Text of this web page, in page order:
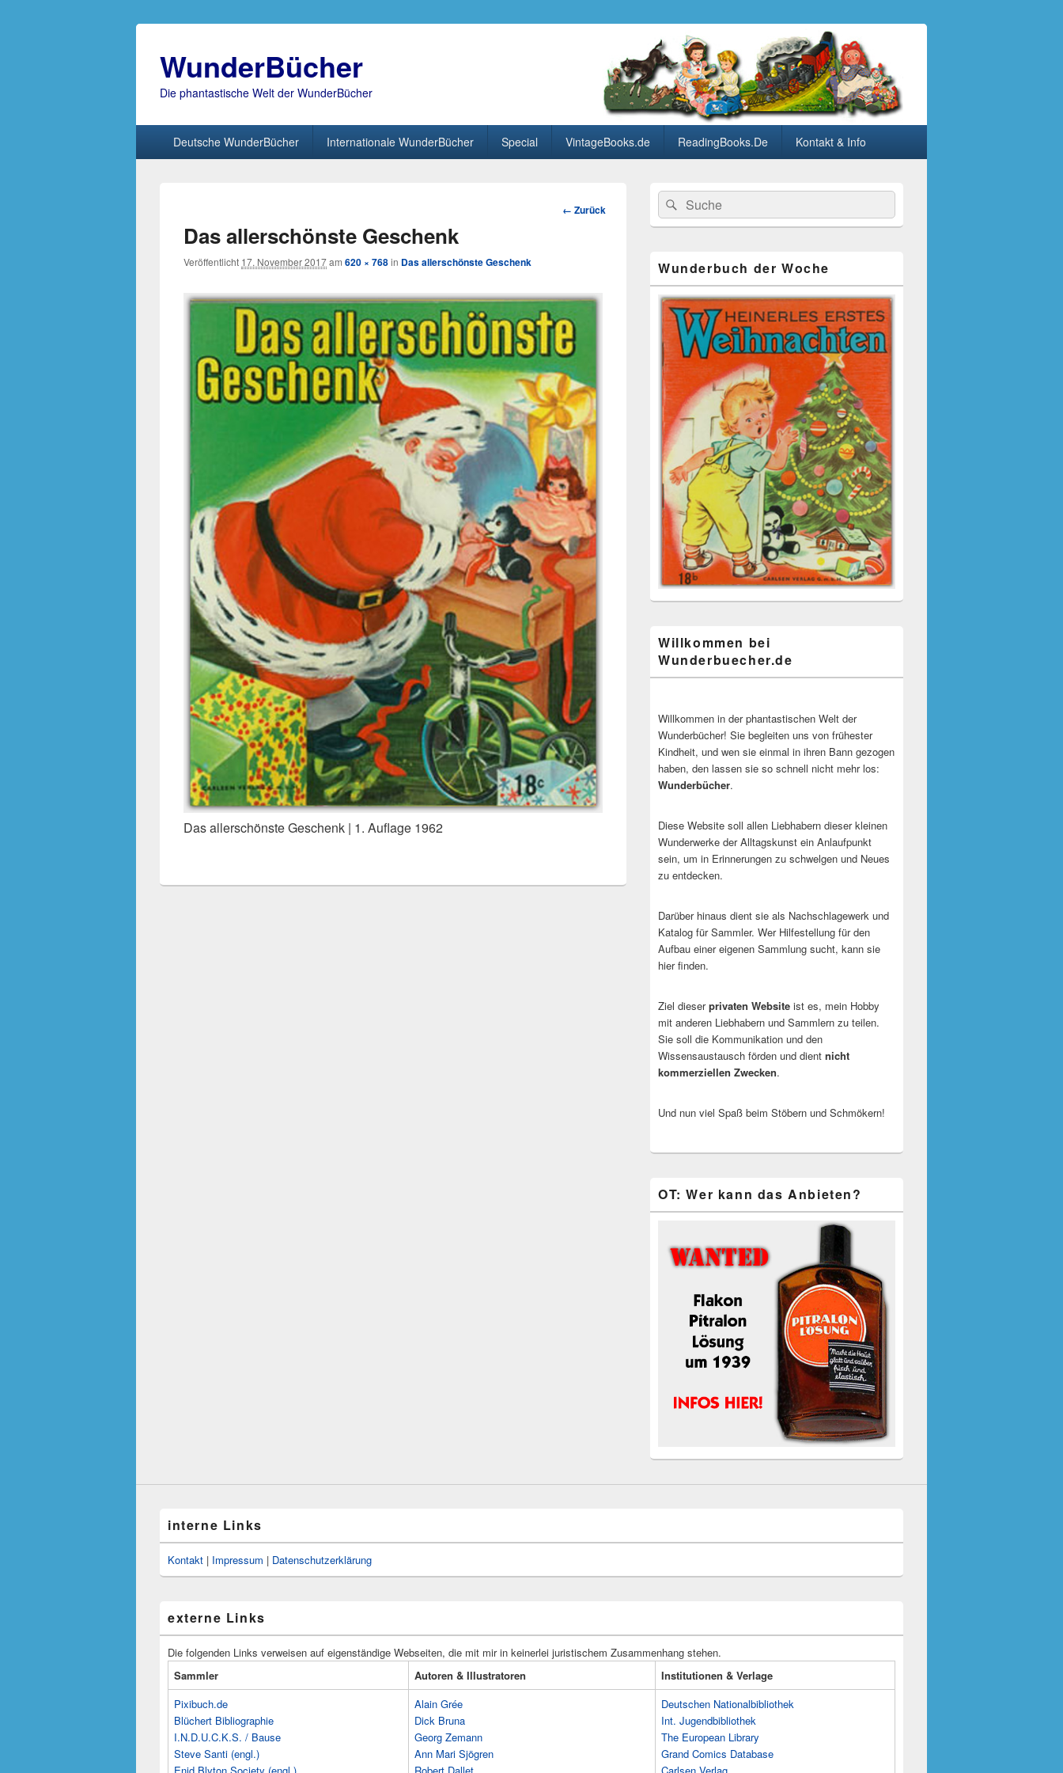
WunderBücher
Die phantastische Welt der WunderBücher
Deutsche WunderBücher Internationale WunderBücher Special VintageBooks.de ReadingBooks.De Kontakt & Info
Bild-
← Zurück
Das allerschönste Geschenk
Veröffentlicht 17. November 2017am 620 × 768in Das allerschönste Geschenk
Das allerschönste Geschenk | 1. Auflage 1962
Primärer
Seitenleisten
Widget-
Bereich
Search
for:
Suche
Wunderbuch der Woche
Willkommen bei
Wunderbuecher.de
Willkommen in der phantastischen Welt der
Wunderbücher! Sie begleiten uns von frühester
Kindheit, und wen sie einmal in ihren Bann gezogen
haben, den lassen sie so schnell nicht mehr los:
Wunderbücher.
Diese Website soll allen Liebhabern dieser kleinen
Wunderwerke der Alltagskunst ein Anlaufpunkt
sein, um in Erinnerungen zu schwelgen und Neues
zu entdecken.
Darüber hinaus dient sie als Nachschlagewerk und
Katalog für Sammler. Wer Hilfestellung für den
Aufbau einer eigenen Sammlung sucht, kann sie
hier finden.
Ziel dieserprivaten Website ist es, mein Hobby
mit anderen Liebhabern und Sammlern zu teilen.
Sie soll die Kommunikation und den
Wissensaustausch förden und dient nicht
kommerziellen Zwecken.
Und nun viel Spaß beim Stöbern und Schmökern!
OT: Wer kann das Anbieten?
interne Links
Kontakt | Impressum | Datenschutzerklärung
externe Links
Die folgenden Links verweisen auf eigenständige Webseiten, die mit mir in keinerlei juristischem Zusammenhang stehen.
Sammler
Autoren & Illustratoren
Institutionen & Verlage
Pixibuch.de
Blüchert Bibliographie
I.N.D.U.C.K.S. / Bause
Steve Santi (engl.)
Alain Grée
Dick Bruna
Georg Zemann
Ann Mari Sjögren
Deutschen Nationalbibliothek
Int. Jugendbibliothek
The European Library
Grand Comics Database